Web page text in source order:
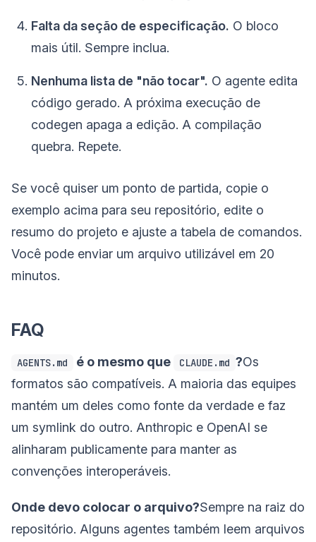
Falta da seção de especificação. O bloco
mais útil. Sempre inclua.
Nenhuma lista de "não tocar". O agente edita
código gerado. A próxima execução de
codegen apaga a edição. A compilação
quebra. Repete.
Se você quiser um ponto de partida, copie o
exemplo acima para seu repositório, edite o
resumo do projeto e ajuste a tabela de comandos.
Você pode enviar um arquivo utilizável em 20
minutos.
FAQ
AGENTS.md é o mesmo que CLAUDE.md ?Os
formatos são compatíveis. A maioria das equipes
mantém um deles como fonte da verdade e faz
um symlink do outro. Anthropic e OpenAI se
alinharam publicamente para manter as
convenções interoperáveis.
Onde devo colocar o arquivo?Sempre na raiz do
repositório. Alguns agentes também leem arquivos